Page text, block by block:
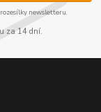
newsletteru.
za 14 dní.